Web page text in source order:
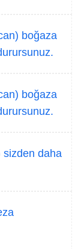
boğaza
boğaza
sizden daha